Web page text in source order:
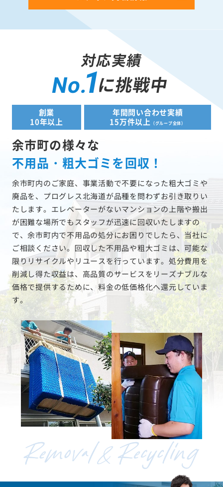
メディア掲載情報
対応実績
No.1に挑戦中
創業
10年以上
年間問い合わせ実績
15万件以上（グループ全体）
余市町の様々な
不用品・粗大ゴミを回収！
余市町内のご家庭、事業活動で不要になった粗大ゴミや
廃品を、プログレス北海道が品種を問わずお引き取りい
たします。エレベーターがないマンションの上階や搬出
が困難な場所でもスタッフが迅速に回収いたしますの
で、余市町内で不用品の処分にお困りでしたら、当社に
ご相談ください。回収した不用品や粗大ゴミは、可能な
限りリサイクルやリユースを行っています。処分費用を
削減し得た収益は、高品質のサービスをリーズナブルな
価格で提供するために、料金の低価格化へ還元していま
す。